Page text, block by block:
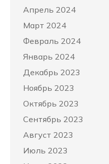
Апрель 2024
Март 2024
Февраль 2024
Январь 2024
Декабрь 2023
Ноябрь 2023
Октябрь 2023
Сентябрь 2023
Август 2023
Июль 2023